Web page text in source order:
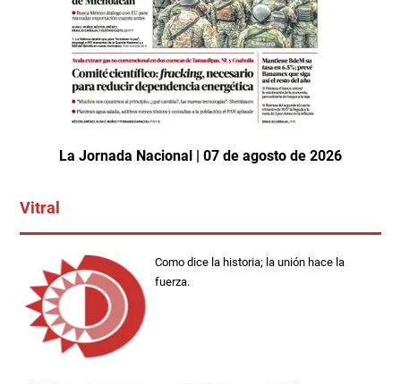
La Jornada Nacional | 07 de agosto de 2026
Vitral
Como dice la historia; la unión hace la
fuerza.